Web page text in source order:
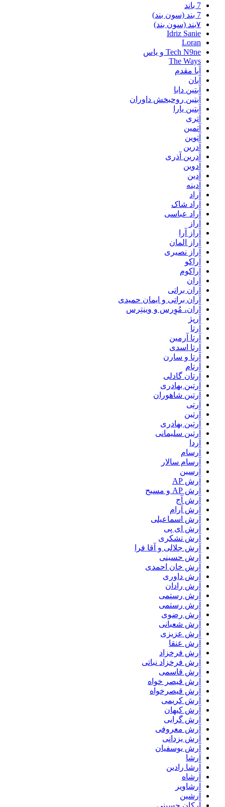
7 باند
7 بند (سون بند)
۷بند (سون بند)
Idriz Sanie
Loran
Tech N9ne و یاس
The Ways
آبا مقدم
آبان
آبتین دابا
آبتین روحبخش داوران
آبتین یارا
آتری
آتمین
آتوین
آدرین
آدرین آذری
آدوین
آدین
آدینه
آراد
آراد شاک
آراد عباسی
آراز
آراز آرا
آراز المان
آراز نصیری
آراکو
آراکوم
آران
آران براتی
آران براتی و ایمان حمیدی
آران، مُوِرس و وینتِرس
آرپژ
آرتا
آرتا آرمین
آرتا اسدی
آرتا و سارن
آرتام
آرتان گادلی
آرتبن بهادری
آرتين شاهوران
آرتی
آرتین
آرتین بهادری
آرتین سلیمانی
آردا
آرسام
آرسام سالار
آرسین
آرش AP
آرش AP و مسیح
آرش آج
آرش آرام
آرش اسماعیلی
آرش ای پی
آرش تشکری
آرش جلالی و آقا فرا
آرش حسینی
آرش خان احمدی
آرش داوری
آرش رادان
آرش رستمى
آرش رستمی
آرش رضوی
آرش شعبانی
آرش عزیزی
آرش عنقا
آرش فرخزاد
آرش فرخزاد نباتی
آرش قاسمی
آرش قیصر خواه
آرش قیصرخواه
آرش کریمی
آرش کیهان
آرش گرایی
آرش معروفی
آرش یزدانی
آرش یوسفیان
آرشا
آرشا رادین
آرشاه
آرشاویر
آرشین
آرکان حسینی